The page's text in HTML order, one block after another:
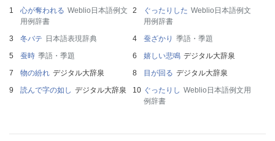
心が奪われる Weblio日本語例文
用例辞書
ぐったりした Weblio日本語例文
用例辞書
冬バテ 日本語表現辞典 蚕ざかり 季語・季題
蚕時 季語・季題 嬉しい悲鳴 デジタル大辞泉
物の紛れ デジタル大辞泉 目が回る デジタル大辞泉
読んで字の如し デジタル大辞泉 ぐったりし Weblio日本語例文用
例辞書